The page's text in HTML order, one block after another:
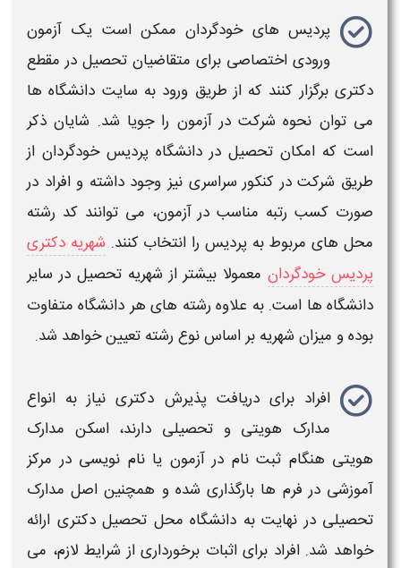
پردیس های خودگردانممکن است یک آزمون
ورودی اختصاصی برای متقاضیان تحصیل در مقطع
دکتری برگزار کنند که از طریق ورود به سایت دانشگاه ها
می توان نحوه شرکت در آزمون را جویا شد. شایان ذکر
است که امکان تحصیل در دانشگاه پردیس خودگردان از
طریق شرکت در کنکور سراسری نیز وجود داشته و افراد در
صورت کسب رتبه مناسب در آزمون، می توانند کد رشته
محل های مربوط بهپردیس را انتخاب کنند. شهریه دکتری
پردیس خودگردان معمولا بیشتر از شهریه تحصیل در سایر
دانشگاه ها است. به علاوه رشته های هر دانشگاه متفاوت
بوده و میزان شهریه بر اساس نوع رشته تعیین خواهد شد.
افراد برای دریافت پذیرش دکترینیاز به انواع
مدارک هویتی و تحصیلی دارند، اسکن مدارک
هویتی هنگام ثبت نام در آزمون یا نام نویسی در مرکز
آموزشی در فرم ها بارگذاری شده و همچنین اصل مدارک
تحصیلی در نهایت به دانشگاه محل تحصیلدکتری ارائه
خواهد شد. افراد برای اثبات برخورداری از شرایط لازم، می